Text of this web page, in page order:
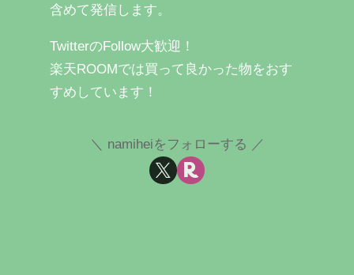
含めて発信します。
TwitterのFollow大歓迎！
楽天ROOMでは買って良かった物をおす
すめしています！
namiheiをフォローする